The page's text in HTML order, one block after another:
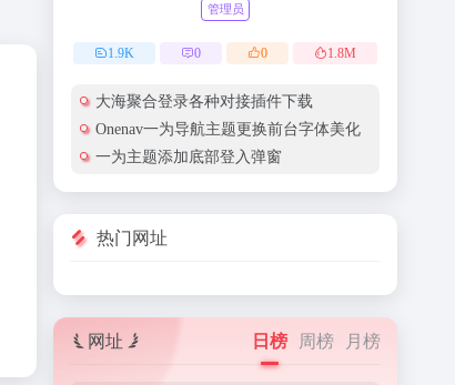
管理员
1.9K 0 0 1.8M
大海聚合登录各种对接插件下载
Onenav一为导航主题更换前台字体美化
一为主题添加底部登入弹窗
热门网址
网址 日榜 周榜 月榜